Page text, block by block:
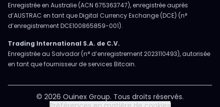
Enregistrée en Australie (ACN 675363747), enregistrée auprès
d’AUSTRAC en tant que Digital Currency Exchange (DCE) (n°
d’enregistrement DCE100865859-001).
Trading International S.A. de C.V.
Enregistrée au Salvador (n° d’enregistrement 2023110493), autorisée
en tant que fournisseur de services Bitcoin.
© 2026 Ouinex Group. Tous droits réservés.